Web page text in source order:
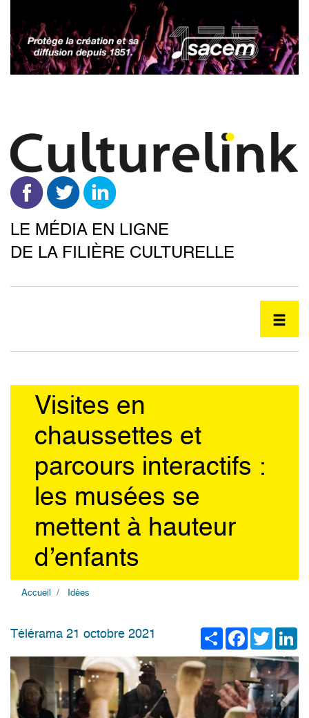
contenu
principal
LE MÉDIA EN LIGNE
DE LA FILIÈRE CULTURELLE
Visites en
chaussettes et
parcours interactifs :
les musées se
mettent à hauteur
d’enfants
Accueil Idées
ShareFacebook
Twitter
Télérama 21 octobre 2021